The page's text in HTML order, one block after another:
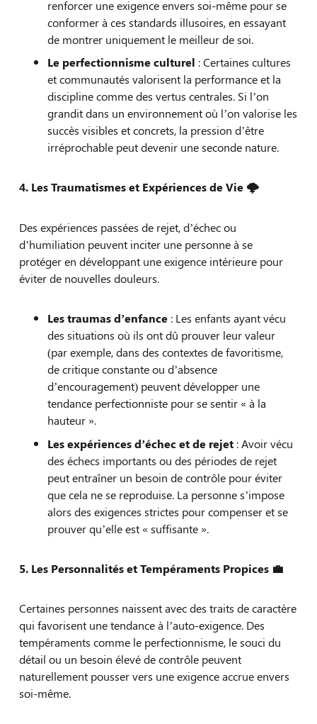
renforcer une exigence envers soi-même pour se
conformer à ces standards illusoires, en essayant
de montrer uniquement le meilleur de soi.
Le perfectionnisme culturel : Certaines cultures
et communautés valorisent la performance et la
discipline comme des vertus centrales. Si l’on
grandit dans un environnement où l’on valorise les
succès visibles et concrets, la pression d’être
irréprochable peut devenir une seconde nature.
4. Les Traumatismes et Expériences de Vie 🌩️
Des expériences passées de rejet, d’échec ou
d’humiliation peuvent inciter une personne à se
protéger en développant une exigence intérieure pour
éviter de nouvelles douleurs.
Les traumas d’enfance : Les enfants ayant vécu
des situations où ils ont dû prouver leur valeur
(par exemple, dans des contextes de favoritisme,
de critique constante ou d’absence
d’encouragement) peuvent développer une
tendance perfectionniste pour se sentir « à la
hauteur ».
Les expériences d’échec et de rejet : Avoir vécu
des échecs importants ou des périodes de rejet
peut entraîner un besoin de contrôle pour éviter
que cela ne se reproduise. La personne s’impose
alors des exigences strictes pour compenser et se
prouver qu’elle est « suffisante ».
5. Les Personnalités et Tempéraments Propices 💼
Certaines personnes naissent avec des traits de caractère
qui favorisent une tendance à l’auto-exigence. Des
tempéraments comme le perfectionnisme, le souci du
détail ou un besoin élevé de contrôle peuvent
naturellement pousser vers une exigence accrue envers
soi-même.